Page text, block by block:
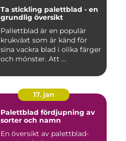
Ta stickling palettblad - en
grundlig översikt
Pallettblad är en populär
krukväxt som är känd för
sina vackra blad i olika färger
och mönster. Att ...
17. jan
Palettblad fördjupning av
sorter och namn
En översikt av palettblad-